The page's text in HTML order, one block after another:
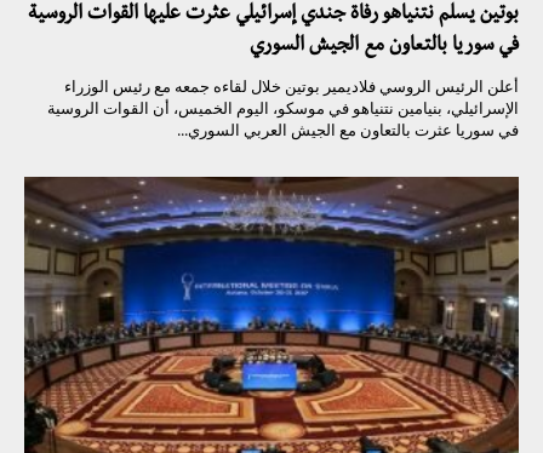
بوتين يسلم نتنياهو رفاة جندي إسرائيلي عثرت عليها القوات الروسية
في سوريا بالتعاون مع الجيش السوري
أعلن الرئيس الروسي فلاديمير بوتين خلال لقاءه جمعه مع رئيس الوزراء
الإسرائيلي، بنيامين نتنياهو في موسكو، اليوم الخميس، أن القوات الروسية
في سوريا عثرت بالتعاون مع الجيش العربي السوري...